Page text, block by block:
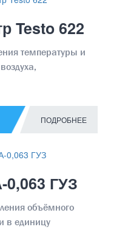
Testo 622
температуры и
ПОДРОБНЕЕ
ГУЗ
объёмного
в единицу